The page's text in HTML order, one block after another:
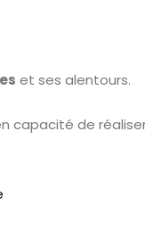
et ses alentours.
capacité de